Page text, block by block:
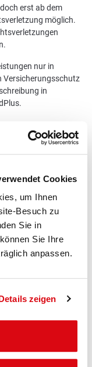
Cookies
um Ihnen
Besuch zu
Sie in
Sie Ihre
anpassen.
zeigen
erst ab dem
möglich.
nur in
Versicherungsschutz
in
Dritter, auf deren
wir für diese
oder Betreiber der
überprüft.
Verlinkung nicht
Seiten ist jedoch
Die
jede Art der
bedürfen